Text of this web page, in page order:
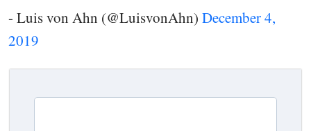
- Luis von Ahn (@LuisvonAhn) December 4,
2019